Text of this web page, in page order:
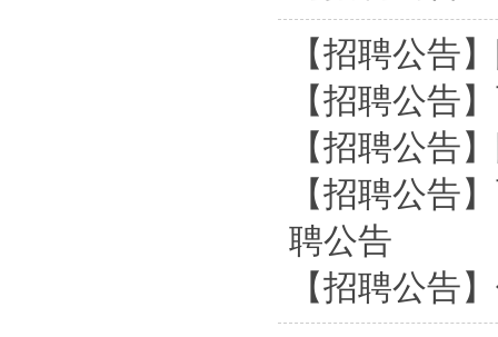
【招聘公告
【招聘公告
【招聘公告
【招聘公告
聘公告
【招聘公告